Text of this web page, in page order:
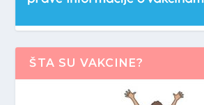
ŠTA SU VAKCINE?